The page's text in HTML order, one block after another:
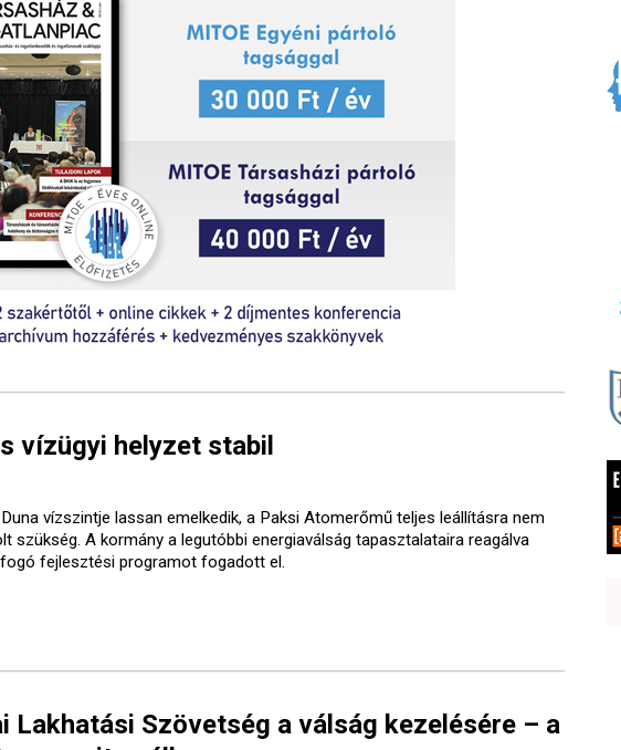
vízügyi helyzet stabil
vízszintje lassan emelkedik, a Paksi Atomerőmű teljes leállításra nem
szükség. A kormány a legutóbbi energiaválság tapasztalataira reagálva
fejlesztési programot fogadott el.
Lakhatási Szövetség a válság kezelésére – a